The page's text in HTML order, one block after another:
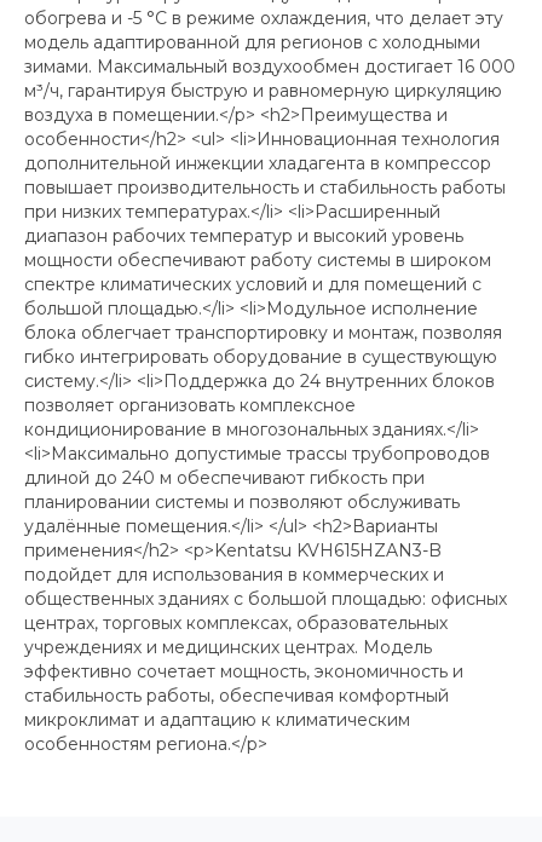
обогрева и -5 °C в режиме охлаждения, что делает эту
модель адаптированной для регионов с холодными
зимами. Максимальный воздухообмен достигает 16 000
м³/ч, гарантируя быструю и равномерную циркуляцию
воздуха в помещении.</p> <h2>Преимущества и
особенности</h2> <ul> <li>Инновационная технология
дополнительной инжекции хладагента в компрессор
повышает производительность и стабильность работы
при низких температурах.</li> <li>Расширенный
диапазон рабочих температур и высокий уровень
мощности обеспечивают работу системы в широком
спектре климатических условий и для помещений с
большой площадью.</li> <li>Модульное исполнение
блока облегчает транспортировку и монтаж, позволяя
гибко интегрировать оборудование в существующую
систему.</li> <li>Поддержка до 24 внутренних блоков
позволяет организовать комплексное
кондиционирование в многозональных зданиях.</li>
<li>Максимально допустимые трассы трубопроводов
длиной до 240 м обеспечивают гибкость при
планировании системы и позволяют обслуживать
удалённые помещения.</li> </ul> <h2>Варианты
применения</h2> <p>Kentatsu KVH615HZAN3-B
подойдет для использования в коммерческих и
общественных зданиях с большой площадью: офисных
центрах, торговых комплексах, образовательных
учреждениях и медицинских центрах. Модель
эффективно сочетает мощность, экономичность и
стабильность работы, обеспечивая комфортный
микроклимат и адаптацию к климатическим
особенностям региона.</p>